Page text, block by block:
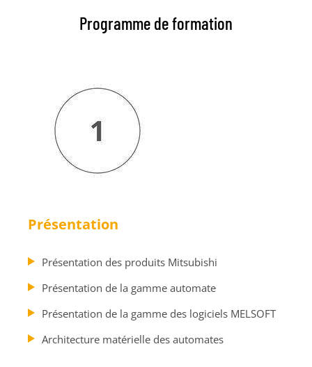
Programme de formation
Présentation
Présentation des produits Mitsubishi
Présentation de la gamme automate
Présentation de la gamme des logiciels MELSOFT
Architecture matérielle des automates